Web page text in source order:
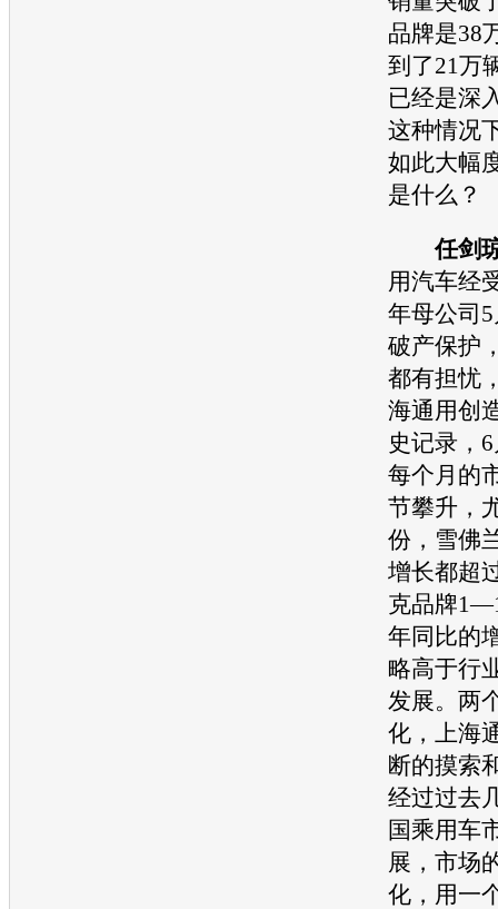
品牌是38
到了21万
已经是深
这种情况
如此大幅
是什么？
任剑
用汽车经
年母公司
破产保护
都有担忧
海通用创
史记录，
每个月的
节攀升，
份， 雪佛
增长都超
克品牌
年同比的
略高于行
发展。两
化， 上海
断的摸索
经过过去
国乘用车
展，市场
化，用一